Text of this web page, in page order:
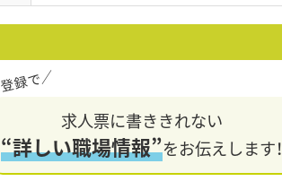
求人票に書ききれない
“詳しい職場情報”をお伝えします！